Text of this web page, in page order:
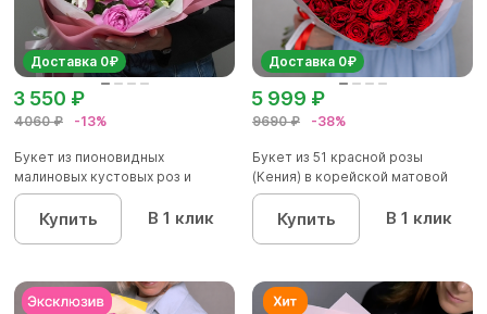
Доставка 0₽
4060 ₽ -13%
3 550 ₽
Букет из пионовидных
малиновых кустовых роз и
альстроме...
Купить В 1 клик
Доставка 0₽
9690 ₽ -38%
5 999 ₽
Букет из 51 красной розы
(Кения) в корейской матовой
уп...
Купить В 1 клик